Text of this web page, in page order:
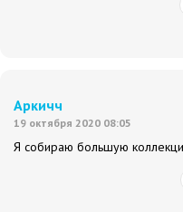
Аркичч
19 октября 2020 08:05
Я собираю большую